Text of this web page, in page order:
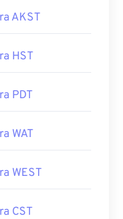
AKST
HST
PDT
WAT
WEST
CST